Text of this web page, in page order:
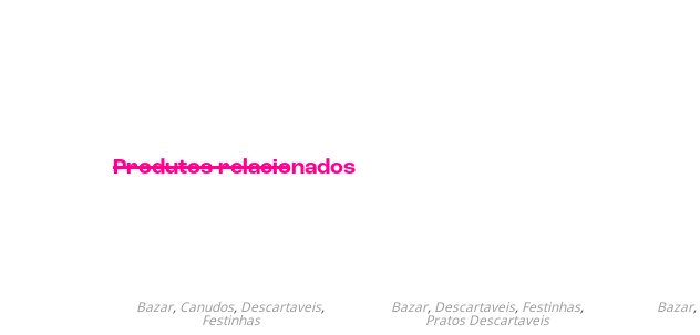
Produtos relacionados
Bazar, Canudos, Descartaveis,
Festinhas
Bazar, Descartaveis, Festinhas,
Pratos Descartaveis
Bazar,